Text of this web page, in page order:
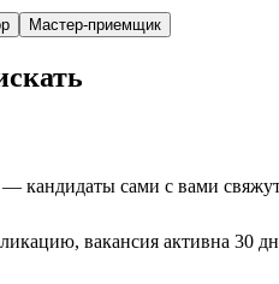
Мастер-приемщик
сами с вами
вакансия активна 30